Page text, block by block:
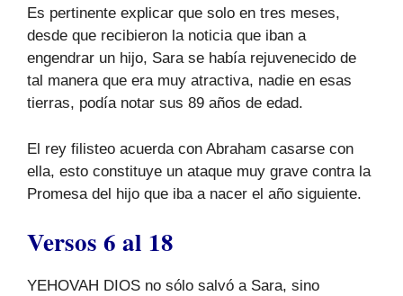
Es pertinente explicar que solo en tres meses,
desde que recibieron la noticia que iban a
engendrar un hijo, Sara se había rejuvenecido de
tal manera que era muy atractiva, nadie en esas
tierras, podía notar sus 89 años de edad.
El rey filisteo acuerda con Abraham casarse con
ella, esto constituye un ataque muy grave contra la
Promesa del hijo que iba a nacer el año siguiente.
Versos 6 al 18
YEHOVAH DIOS no sólo salvó a Sara, sino